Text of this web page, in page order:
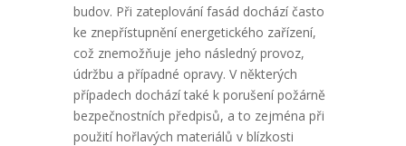
budov. Při zateplování fasád dochází často
ke znepřístupnění energetického zařízení,
což znemožňuje jeho následný provoz,
údržbu a případné opravy. V některých
případech dochází také k porušení požárně
bezpečnostních předpisů, a to zejména při
použití hořlavých materiálů v blízkosti